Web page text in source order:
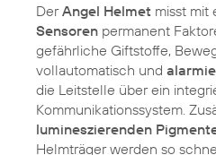
DerAngel Helmet misst mit
Sensoren permanent
gefährliche Giftstoffe,
vollautomatisch und
die Leitstelle über ein
Kommunikationssystem.
lumineszierenden
Helmträger werden so